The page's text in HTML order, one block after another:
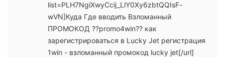
list=PLH7NgiXwyCcij_LlY0Xy6zbtQQIsF-
wVN]Куда Где вводить Взломанный
ПРОМОКОД ??promo4win?? как
зарегистрироваться в Lucky Jet регистрация
1win - взломанный промокод lucky jet[/url]